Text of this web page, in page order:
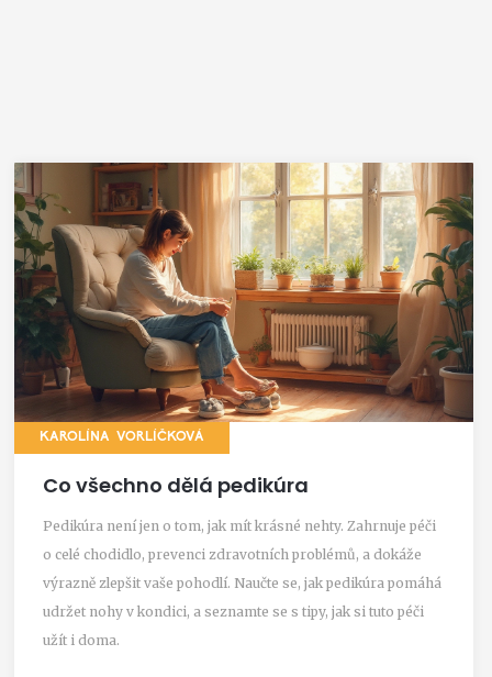
KAROLÍNA VORLÍČKOVÁ
Co všechno dělá pedikúra
Pedikúra není jen o tom, jak mít krásné nehty. Zahrnuje péči
o celé chodidlo, prevenci zdravotních problémů, a dokáže
výrazně zlepšit vaše pohodlí. Naučte se, jak pedikúra pomáhá
udržet nohy v kondici, a seznamte se s tipy, jak si tuto péči
užít i doma.